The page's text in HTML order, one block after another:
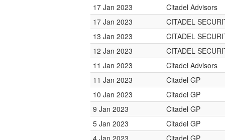
17 Jan 2023
Citadel Advisors
17 Jan 2023
CITADEL
13 Jan 2023
CITADEL
12 Jan 2023
CITADEL
11 Jan 2023
Citadel Advisors
11 Jan 2023
Citadel GP
10 Jan 2023
Citadel GP
9 Jan 2023
Citadel GP
5 Jan 2023
Citadel GP
4 Jan 2023
Citadel GP